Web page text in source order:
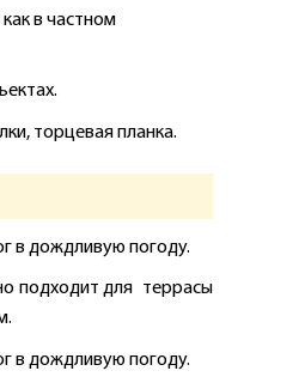
в частном
торцевая планка.
в дождливую погоду.
подходит для террасы
в дождливую погоду.